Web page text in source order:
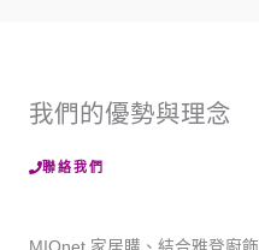
我們的優勢與理念
聯絡我們